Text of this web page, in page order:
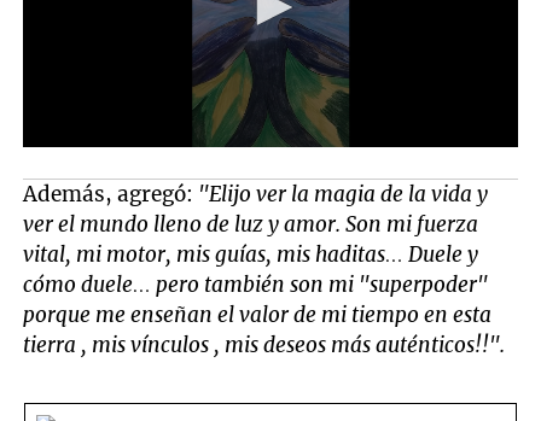
Además, agregó: "Elijo ver la magia de la vida y
ver el mundo lleno de luz y amor. Son mi fuerza
vital, mi motor, mis guías, mis haditas… Duele y
cómo duele… pero también son mi "superpoder"
porque me enseñan el valor de mi tiempo en esta
tierra , mis vínculos , mis deseos más auténticos!!".